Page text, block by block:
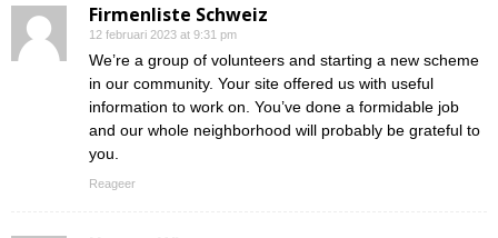
Firmenliste Schweiz
12 februari 2023 at 9:31 pm
We’re a group of volunteers and starting a new scheme
in our community. Your site offered us with useful
information to work on. You’ve done a formidable job
and our whole neighborhood will probably be grateful to
you.
Reageer